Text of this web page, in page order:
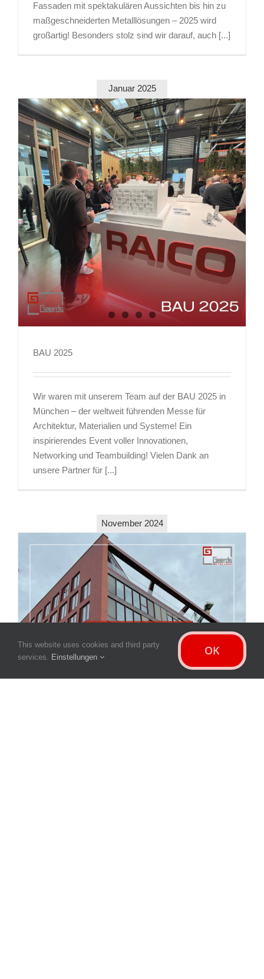
Fassaden mit spektakulären Aussichten bis hin zu
maßgeschneiderten Metalllösungen – 2025 wird
großartig! Besonders stolz sind wir darauf, auch [...]
Januar 2025
BAU 2025
BAU 2025
Wir waren mit unserem Team auf der BAU 2025 in
München – der weltweit führenden Messe für
Architektur, Materialien und Systeme! Ein
inspirierendes Event voller Innovationen,
Networking und Teambuilding! Vielen Dank an
unsere Partner für [...]
November 2024
FERTIGSTELLUNG: ENERPARC
This website uses cookies and third party
services. Einstellungen OK